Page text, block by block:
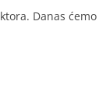
Danas ćemo